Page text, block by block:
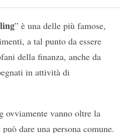
” è una delle più famose,
a tal punto da essere
della finanza, anche da
in attività di
vanno oltre la
dare una persona comune.